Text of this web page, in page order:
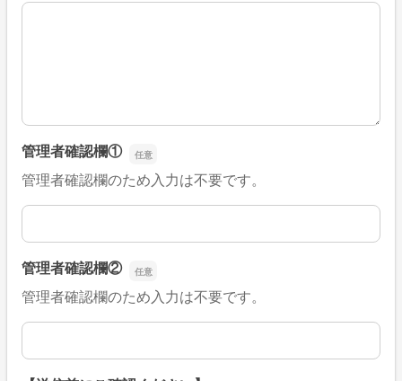
■そのほか、病院なびの改善すべき点や要望などがござい
管理者確認欄①
管理者確認欄のため入力は不要です。
管理者確認欄①
管理者確認欄②
管理者確認欄のため入力は不要です。
管理者確認欄②